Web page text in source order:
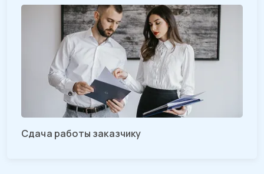
Сдача работы заказчику